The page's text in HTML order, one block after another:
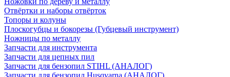
Отвёртки и наборы отвёрток
Топоры и колуны
Плоскогубцы и бокорезы (Губцевый инструмент)
Ножницы по металлу
Запчасти для инструмента
Запчасти для цепных пил
Запчасти для бензопил STIHL (АНАЛОГ)
Запчасти для бензопил Husqvarna (АНАЛОГ)